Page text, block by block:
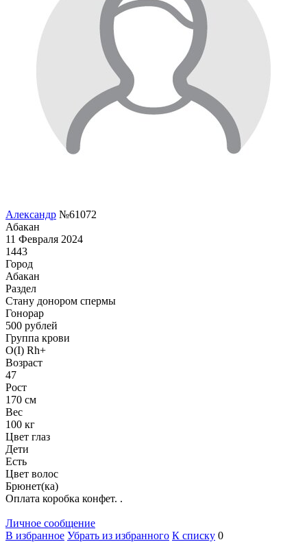
Александр №61072
Абакан
11 Февраля 2024
1443
Город
Абакан
Раздел
Стану донором спермы
Гонoрар
500 рублей
Группа крови
O(I) Rh+
Возраст
47
Рост
170 см
Вес
100 кг
Цвет глаз
Дети
Есть
Цвет волос
Брюнет(ка)
Оплата коробка конфет. .
Личное сообщение
В избранное Убрать из избранного К списку 0